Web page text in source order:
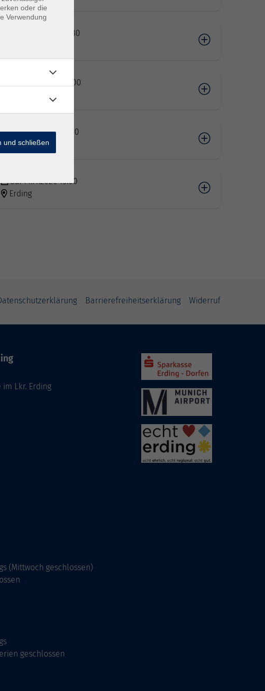
Do. 24.09.2026 17:30
Do. 24.09.2026 19:00
Sa. 10.10.2026 14:00
Erding
Sa. 14.11.2026 15:00
Erding
Barrierefreiheitserklärung Widerruf
Lkr. Erding
(Mittwoch geschlossen)
geschlossen
oder die
Verwendung
und schließen